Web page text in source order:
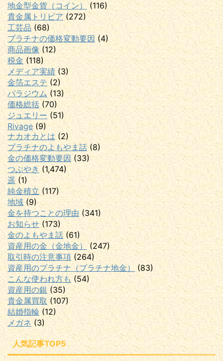
地金型金貨（コイン） (116)
貴金属トリビア (272)
工芸品 (68)
プラチナの価格変動要因 (4)
商品画像(12)
税金 (118)
メディア実績 (3)
金箔エステ (2)
パラジウム (13)
価格総括 (70)
ジュエリー (51)
Rivage (9)
ナカオカとは(2)
プラチナのよもやま話(8)
金の価格変動要因 (33)
つぶやき (1,474)
遥 (1)
純金積立 (117)
地域 (9)
金を持つことの理由 (341)
お知らせ (173)
金のよもやま話(61)
資産用の金（金地金） (247)
取引時の注意事項 (264)
資産用のプラチナ（プラチナ地金）
(83)
こんな使われ方も (54)
資産用の銀 (35)
貴金属買取 (107)
結婚指輪 (12)
メガネ (3)
人気記事TOP5